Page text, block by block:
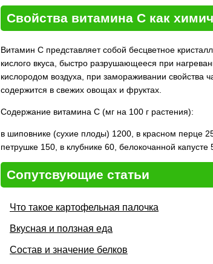
Свойства витамина С как
Витамин С представляет собой бесцветное
кислого вкуса, быстро разрушающееся при
кислородом воздуха, при замораживании свойства
содержится в свежих овощах и фруктах.
Содержание витамина С (мг на 100 г растения):
в шиповнике (сухие плоды) 1200, в красном перце
петрушке 150, в клубнике 60, белокочанной капусте
Сопутсвующие статьи
Что такое картофельная палочка
Вкусная и ползная еда
Состав и значение белков